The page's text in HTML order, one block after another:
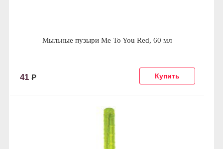
Мыльные пузыри Me To You Red, 60 мл
41 Р